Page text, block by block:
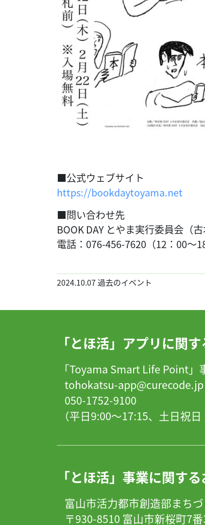
■公式ウェブサイト
https://bookdaytoyama.net
■問い合わせ先
BOOK DAY とやま実行委員会（古
電話：076-456-7620（12：00～
2024.10.07過去のイベント
「とほ活」アプリに関
「Toyama Smart Life Point」
tohokatsu-app@curecode.jp
050-1752-9100
（平日9:00～17:15、土日祝
「とほ活」事業に関す
富山市活力都市創造部まち
〒930-8510 富山市新桜町7